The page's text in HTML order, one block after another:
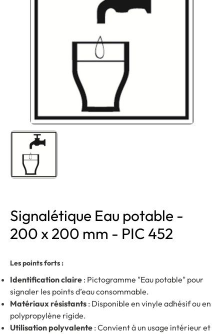
Signalétique Eau potable -
200 x 200 mm - PIC 452
Les points forts :
Identification claire : Pictogramme "Eau potable" pour
signaler les points d’eau consommable.
Matériaux résistants : Disponible en vinyle adhésif ou en
polypropylène rigide.
Utilisation polyvalente : Convient à un usage intérieur et